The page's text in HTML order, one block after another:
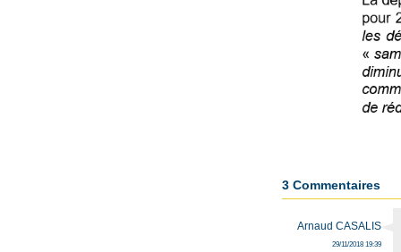
3 Commentaires
Arnaud CASALIS
29/11/2018 19:39